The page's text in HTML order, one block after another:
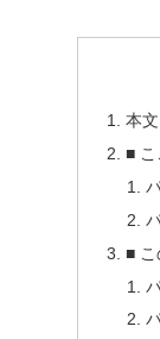
本文
■ こ
■ こ